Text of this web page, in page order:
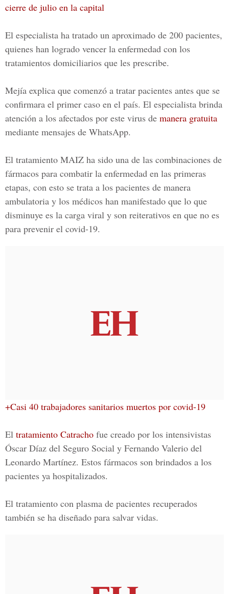
cierre de julio en la capital
El especialista ha tratado un aproximado de 200 pacientes,
quienes han logrado vencer la enfermedad con los
tratamientos domiciliarios que les prescribe.
Mejía explica que comenzó a tratar pacientes antes que se
confirmara el primer caso en el país. El especialista brinda
atención a los afectados por este virus de manera gratuita
mediante mensajes de WhatsApp.
El tratamiento MAIZ ha sido una de las combinaciones de
fármacos para combatir la enfermedad en las primeras
etapas, con esto se trata a los pacientes de manera
ambulatoria y los médicos han manifestado que lo que
disminuye es la carga viral y son reiterativos en que no es
para prevenir el covid-19.
+Casi 40 trabajadores sanitarios muertos por covid-19
El tratamiento Catracho fue creado por los intensivistas
Óscar Díaz del Seguro Social y Fernando Valerio del
Leonardo Martínez. Estos fármacos son brindados a los
pacientes ya hospitalizados.
El tratamiento con plasma de pacientes recuperados
también se ha diseñado para salvar vidas.